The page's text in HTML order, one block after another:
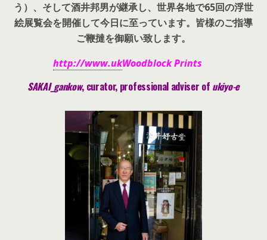
う）、そして酒井邦男が継承し、世界各地で65回の浮世
絵展覧会を開催して今日に至っています。皆様のご指導
ご鞭撻を御願い致します。
http://www.ukWoodblock Prints
SAKAI_gankow, curator, professional adviser of ukiyo-e